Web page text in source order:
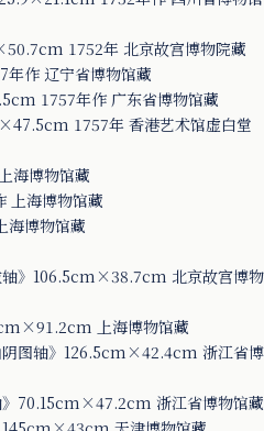
1752年 北京故宫博物院藏
年作 辽宁省博物馆藏
1757年作 广东省博物馆藏
1757年 香港艺术馆虚白堂
海博物馆藏
上海博物馆藏
海博物馆藏
轴》106.5cm×38.7cm 北京故宫博物
上海博物馆藏
阴图轴》126.5cm×42.4cm 浙江省博
》70.15cm×47.2cm 浙江省博物馆藏